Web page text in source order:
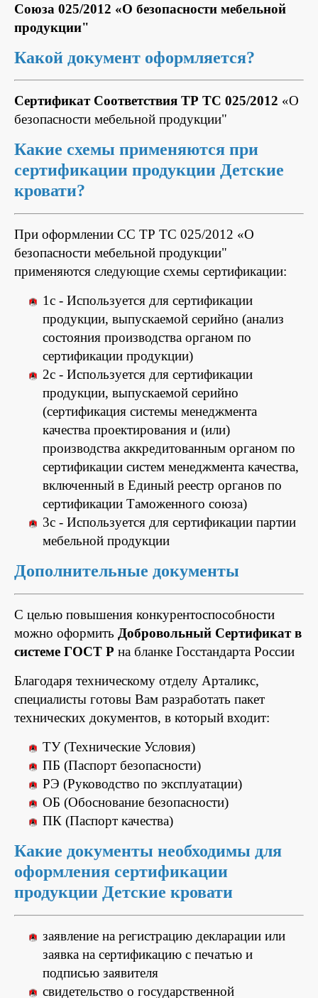
Союза 025/2012 «О безопасности мебельной
продукции"
Какой документ оформляется?
Сертификат Соответствия ТР ТС 025/2012 «О
безопасности мебельной продукции"
Какие схемы применяются при
сертификации продукции Детские
кровати?
При оформлении СС ТР ТС 025/2012 «О
безопасности мебельной продукции"
применяются следующие схемы сертификации:
1с - Используется для сертификации
продукции, выпускаемой серийно (анализ
состояния производства органом по
сертификации продукции)
2с - Используется для сертификации
продукции, выпускаемой серийно
(сертификация системы менеджмента
качества проектирования и (или)
производства аккредитованным органом по
сертификации систем менеджмента качества,
включенный в Единый реестр органов по
сертификации Таможенного союза)
3с - Используется для сертификации партии
мебельной продукции
Дополнительные документы
С целью повышения конкурентоспособности
можно оформить Добровольный Сертификат в
системе ГОСТ Р на бланке Госстандарта России
Благодаря техническому отделу Арталикс,
специалисты готовы Вам разработать пакет
технических документов, в который входит:
ТУ (Технические Условия)
ПБ (Паспорт безопасности)
РЭ (Руководство по эксплуатации)
ОБ (Обоснование безопасности)
ПК (Паспорт качества)
Какие документы необходимы для
оформления сертификации
продукции Детские кровати
заявление на регистрацию декларации или
заявка на сертификацию с печатью и
подписью заявителя
свидетельство о государственной